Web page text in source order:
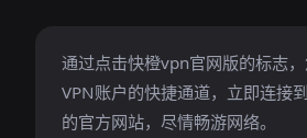
通过点击快橙vpn官网版的标志
VPN账户的快捷通道，立即连接
的官方网站，尽情畅游网络。